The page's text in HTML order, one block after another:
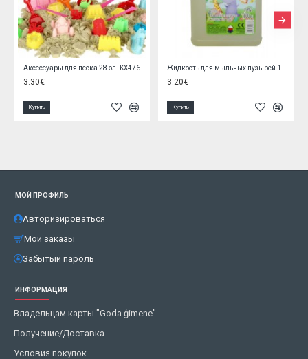
Аксессуары для песка 28 эл. KX4769/1 Жидкость для мыльных пузырей 1 литр H6756
Купить Купить
МОЙ ПРОФИЛЬ
Авторизироваться
Мои заказы
Забытый пароль
ИНФОРМАЦИЯ
Владельцам карты "Goda ģimene"
Получение/Доставка
Условия покупок